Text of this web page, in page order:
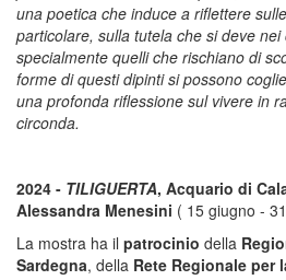
una poetica che induce a riflettere
particolare, sulla tutela che si deve
specialmente quelli che rischiano di
forme di questi dipinti si possono
una profonda riflessione sul vivere in
circonda.
2024 - TILIGUERTA, Acquario di
Alessandra Menesini ( 15 giugno -
La mostra ha il patrocinio della
Sardegna, della Rete Regionale per